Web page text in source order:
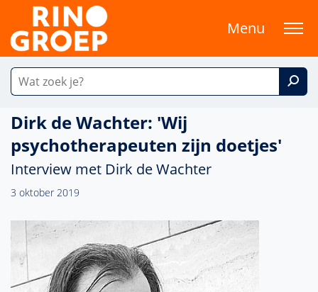
Menu
Dirk de Wachter: 'Wij
psychotherapeuten zijn doetjes'
Interview met Dirk de Wachter
3 oktober 2019